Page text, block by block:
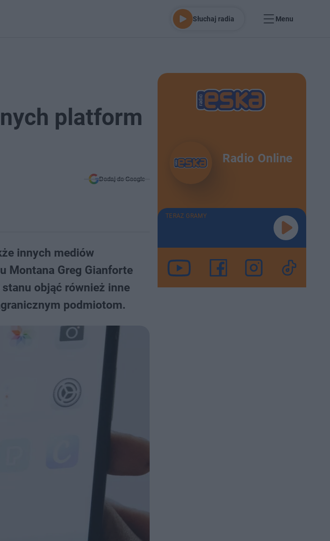
Słuchaj radia Menu
platform
Dodaj do Google
innych mediów
Montana Greg Gianforte
objąć również inne
podmiotom.
Radio Online
TERAZ GRAMY